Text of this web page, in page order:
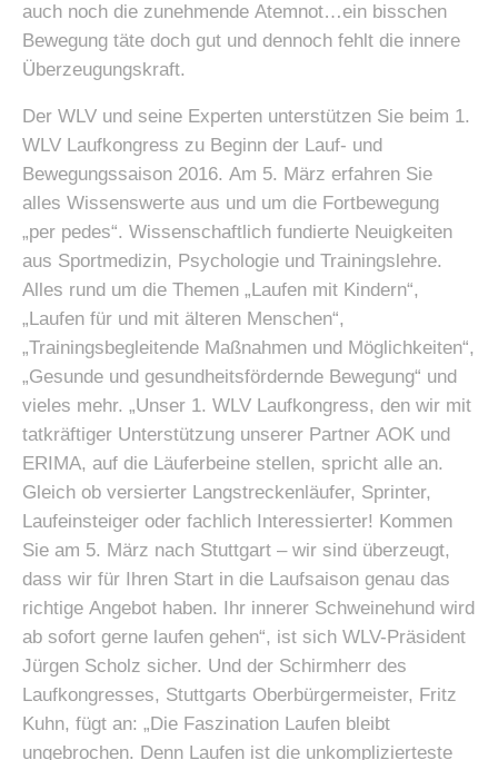
auch noch die zunehmende Atemnot…ein bisschen
Bewegung täte doch gut und dennoch fehlt die innere
Überzeugungskraft.
Der WLV und seine Experten unterstützen Sie beim 1.
WLV Laufkongress zu Beginn der Lauf- und
Bewegungssaison 2016. Am 5. März erfahren Sie
alles Wissenswerte aus und um die Fortbewegung
„per pedes“. Wissenschaftlich fundierte Neuigkeiten
aus Sportmedizin, Psychologie und Trainingslehre.
Alles rund um die Themen „Laufen mit Kindern“,
„Laufen für und mit älteren Menschen“,
„Trainingsbegleitende Maßnahmen und Möglichkeiten“,
„Gesunde und gesundheitsfördernde Bewegung“ und
vieles mehr. „Unser 1. WLV Laufkongress, den wir mit
tatkräftiger Unterstützung unserer Partner AOK und
ERIMA, auf die Läuferbeine stellen, spricht alle an.
Gleich ob versierter Langstreckenläufer, Sprinter,
Laufeinsteiger oder fachlich Interessierter! Kommen
Sie am 5. März nach Stuttgart – wir sind überzeugt,
dass wir für Ihren Start in die Laufsaison genau das
richtige Angebot haben. Ihr innerer Schweinehund wird
ab sofort gerne laufen gehen“, ist sich WLV-Präsident
Jürgen Scholz sicher. Und der Schirmherr des
Laufkongresses, Stuttgarts Oberbürgermeister, Fritz
Kuhn, fügt an: „Die Faszination Laufen bleibt
ungebrochen. Denn Laufen ist die unkomplizierteste